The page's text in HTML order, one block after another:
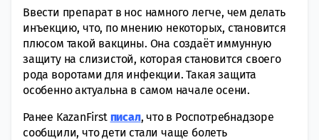
Ввести препарат в нос намного легче, чем делать
инъекцию, что, по мнению некоторых, становится
плюсом такой вакцины. Она создаёт иммунную
защиту на слизистой, которая становится своего
рода воротами для инфекции. Такая защита
особенно актуальна в самом начале осени.
Ранее KazanFirst писал, что в Роспотребнадзоре
сообщили, что дети стали чаще болеть